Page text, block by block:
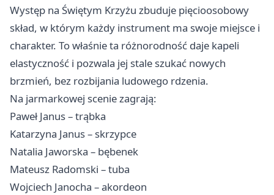
Występ na Świętym Krzyżu zbuduje pięcioosobowy
skład, w którym każdy instrument ma swoje miejsce i
charakter. To właśnie ta różnorodność daje kapeli
elastyczność i pozwala jej stale szukać nowych
brzmień, bez rozbijania ludowego rdzenia.
Na jarmarkowej scenie zagrają:
Paweł Janus – trąbka
Katarzyna Janus – skrzypce
Natalia Jaworska – bębenek
Mateusz Radomski – tuba
Wojciech Janocha – akordeon